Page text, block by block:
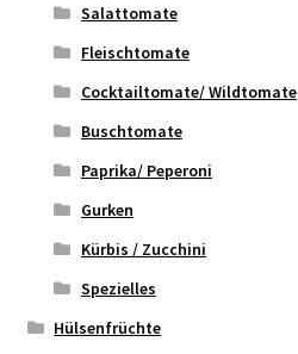
Salattomate
Fleischtomate
Cocktailtomate/ Wildtomate
Buschtomate
Paprika/ Peperoni
Gurken
Kürbis / Zucchini
Spezielles
Hülsenfrüchte